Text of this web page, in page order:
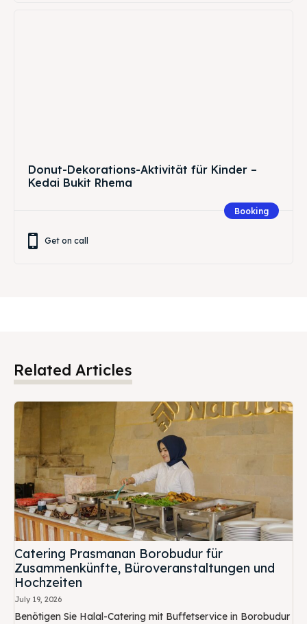
Donut-Dekorations-Aktivität für Kinder –
Kedai Bukit Rhema
Booking
Get on call
Related Articles
Catering Prasmanan Borobudur für
Zusammenkünfte, Büroveranstaltungen und
Hochzeiten
July 19, 2026
Benötigen Sie Halal-Catering mit Buffetservice in Borobudur